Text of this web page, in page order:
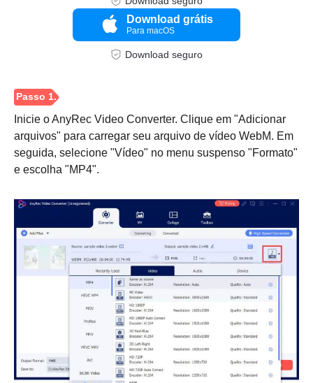
Passo 2.
Download grátis
Para macOS
Download seguro
Inicie o AnyRec Video Converter. Clique em "Adicionar
arquivos" para carregar seu arquivo de vídeo WebM. Em
seguida, selecione "Vídeo" no menu suspenso "Formato"
e escolha "MP4".